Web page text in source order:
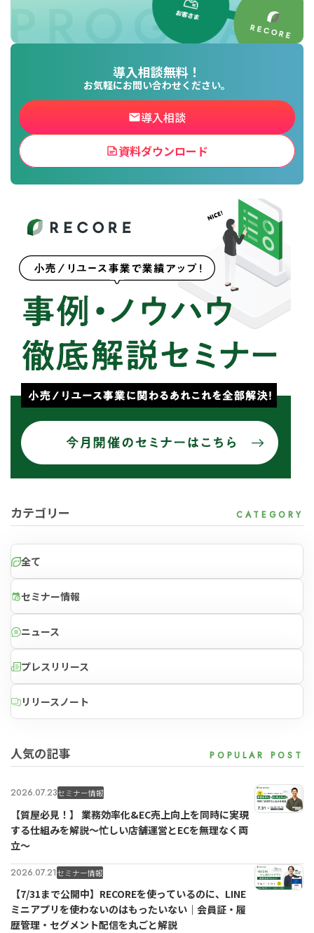
導入相談無料！
お気軽にお問い合わせください。
導入相談
資料ダウンロード
カテゴリー
全て
セミナー情報
ニュース
プレスリリース
リリースノート
人気の記事
2026.07.23セミナー情報
【質屋必見！】 業務効率化&EC売上向上を同時に実現
する仕組みを解説〜忙しい店舗運営とECを無理なく両
立〜
2026.07.21セミナー情報
【7/31まで公開中】RECOREを使っているのに、LINE
ミニアプリを使わないのはもったいない｜会員証・履
歴管理・セグメント配信を丸ごと解説
小売業の方向けサービス
資料ダウンロードの一覧へ
資料ダウンロードの一覧へ
小売業の方向けサービス
お問い合わせフォームへ
お問い合わせフォームへ